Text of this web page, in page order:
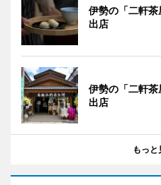
伊勢の「二軒
出店
伊勢の「二軒
出店
もっと